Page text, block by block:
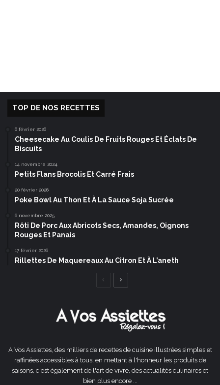
TOP DE NOS RECETTES
6 février 2026
Cheesecake Au Coulis De Fruits Rouges Et Éclats De
Biscuits
14 novembre 2024
Petits Flans Brocolis Et Carré Frais
20 février 2026
Poke Bowl Au Thon Et À La Sauce Soja Sucrée
6 novembre 2025
Rôti De Porc Aux Abricots Secs, Amandes, Oignons
Rouges Et Panais
17 février 2026
Rillettes De Maquereaux Au Citron Et À L’aneth
Page
A Vos Assiettes, des milliers de recettes de cuisine illustrées simples et
raffinées accessibles à tous, en mettant à l'honneur les produits de
saisons, c'est également de l'art de vivre, des actualités culinaires et
bien plus encore ...